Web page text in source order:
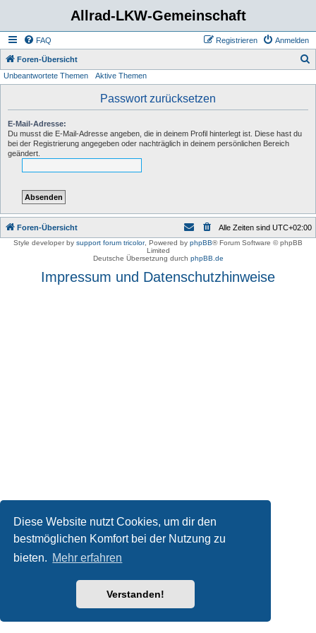
Diese Website nutzt Cookies, um dir den
bestmöglichen Komfort bei der Nutzung zu
bieten. Mehr erfahren
Verstanden!
Allrad-LKW-Gemeinschaft
FAQ Anmelden
Registrieren
Foren-Übersicht
Unbeantwortete Themen Aktive Themen
Passwort zurücksetzen
E-Mail-Adresse:
Du musst die E-Mail-Adresse angeben, die in deinem Profil hinterlegt ist. Diese hast du
bei der Registrierung angegeben oder nachträglich in deinem persönlichen Bereich
geändert.
Foren-Übersicht Alle Zeiten sind UTC+02:00
Style developer by support forum tricolor, Powered by phpBB® Forum Software © phpBB
Limited
Deutsche Übersetzung durch phpBB.de
Impressum und Datenschutzhinweise